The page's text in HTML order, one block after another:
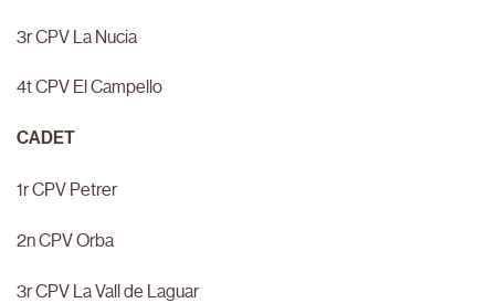
3r CPV La Nucia
4t CPV El Campello
CADET
1r CPV Petrer
2n CPV Orba
3r CPV La Vall de Laguar